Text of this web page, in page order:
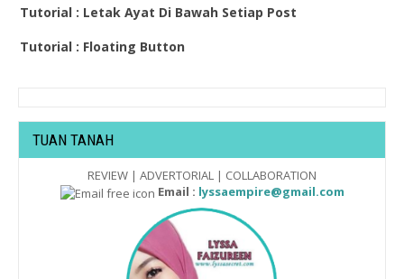
Tutorial : Letak Ayat Di Bawah Setiap Post
Tutorial : Floating Button
TUAN TANAH
REVIEW | ADVERTORIAL | COLLABORATION
Email : lyssaempire@gmail.com